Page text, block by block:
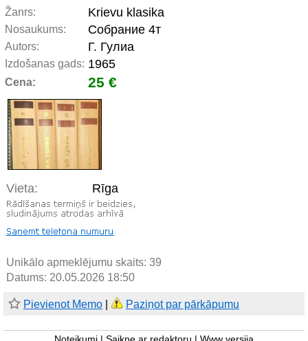
Žanrs: Krievu klasika
Nosaukums: Собрание 4т
Autors: Г. Гулиа
Izdošanas gads: 1965
Cena: 25 €
Vieta: Rīga
Unikālo apmeklējumu skaits: 39
Datums: 20.05.2026 18:50
Pievienot Memo Paziņot par pārkāpumu